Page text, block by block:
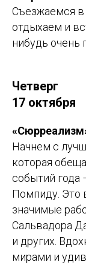
Съезжаемся
отдыхаем и
нибудь очень
Четверг
17 октября
Начнем с
которая
событий года
Помпиду. Это
значимые
Сальвадора
и других.
мирами и